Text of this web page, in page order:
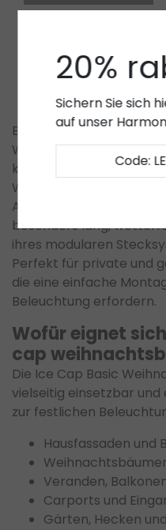
Entdecken Sie die
kostengünstige Lösung
Weihnachtsbeleuchtung
Außenbereich. Diese
besonders lang,
ihres modularen
Perfekt für private und
die eine einfache
Beleuchtung erfordern.
Wofür eignet
cap
Die Ice Cap Basic
vielseitig einsetzbar
zur festlichen
Hausfassaden und
Veranden,
Carports und
Gärten, Hecken
20%
Sichern Sie sich
auf unser
Code: